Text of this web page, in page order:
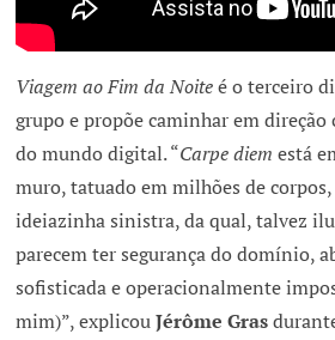
Viagem ao Fim da Noiteé o terceiro
grupo e propõe caminhar em
do mundo digital. “Carpe diem está
muro, tatuado em milhões de
ideiazinha sinistra, da qual, talvez
parecem ter segurança do domínio,
sofisticada e operacionalmente
mim)”, explicouJérôme Gras